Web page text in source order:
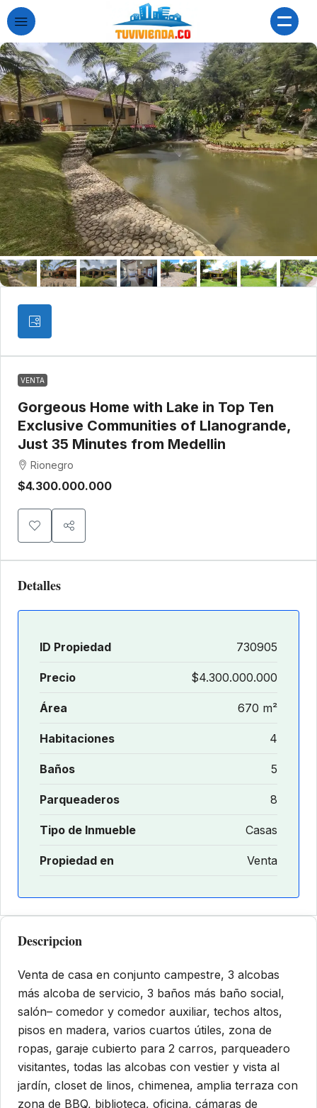
VENTA
Gorgeous Home with Lake in Top Ten
Exclusive Communities of Llanogrande,
Just 35 Minutes from Medellin
Rionegro
$4.300.000.000
Detalles
ID Propiedad 730905
Precio $4.300.000.000
Área 670 m²
Habitaciones 4
Baños 5
Parqueaderos 8
Tipo de Inmueble Casas
Propiedad en Venta
Descripcion
Venta de casa en conjunto campestre, 3 alcobas
más alcoba de servicio, 3 baños más baño social,
salón– comedor y comedor auxiliar, techos altos,
pisos en madera, varios cuartos útiles, zona de
ropas, garaje cubierto para 2 carros, parqueadero
visitantes, todas las alcobas con vestier y vista al
jardín, closet de linos, chimenea, amplia terraza con
zona de BBQ, biblioteca, oficina, cámaras de